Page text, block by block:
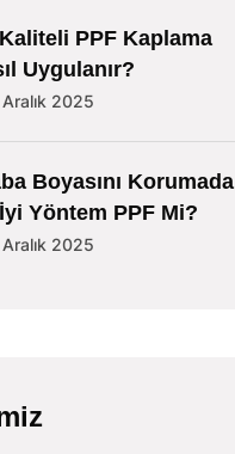
PPF Kaplama
Uygulanır?
2025
Boyasını Korumada
Yöntem PPF Mi?
2025